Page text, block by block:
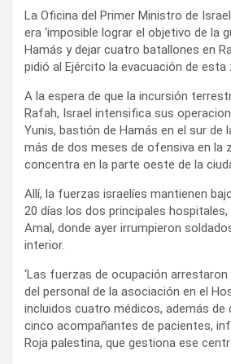
La Oficina del Primer Ministro de
era ‘imposible lograr el objetivo de la
Hamás y dejar cuatro batallones en
pidió al Ejército la evacuación de esta
A la espera de que la incursión
Rafah, Israel intensifica sus
Yunis, bastión de Hamás en el sur de
más de dos meses de ofensiva en la
concentra en la parte oeste de la
Allí, la fuerzas israelíes mantienen
20 días los dos principales hospitales,
Amal, donde ayer irrumpieron
interior.
‘Las fuerzas de ocupación
del personal de la asociación en el
incluidos cuatro médicos, además de
cinco acompañantes de pacientes,
Roja palestina, que gestiona ese